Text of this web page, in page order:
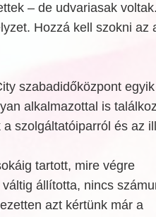
– de udvariasak
Hozzá kell szokni az
szabadidőközpont
alkalmazottal is
szolgáltatóiparról és az
tartott, mire végre
állította, nincs
azt kértünk már a